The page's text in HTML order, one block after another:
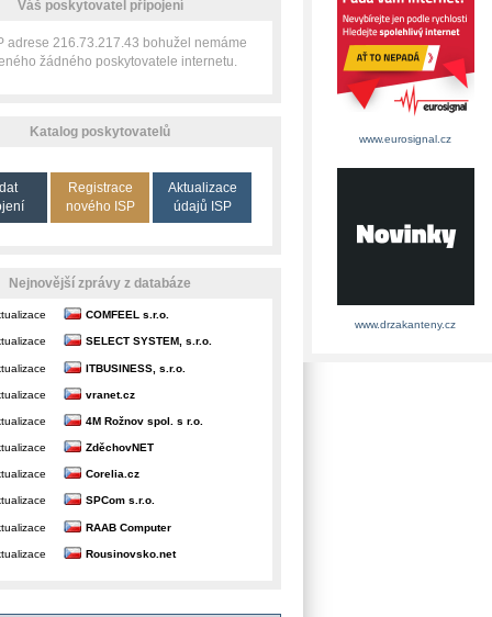
Váš poskytovatel připojení
adrese 216.73.217.43 bohužel nemáme
žádného poskytovatele internetu.
Katalog poskytovatelů
Registrace
nového ISP
Aktualizace
údajů ISP
Nejnovější zprávy z databáze
COMFEEL s.r.o.
SELECT SYSTEM, s.r.o.
ITBUSINESS, s.r.o.
vranet.cz
4M Rožnov spol. s r.o.
ZděchovNET
Corelia.cz
SPCom s.r.o.
RAAB Computer
Rousinovsko.net
www.eurosignal.cz
www.drzakanteny.cz